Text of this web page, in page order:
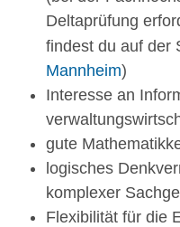
Deltaprüfung
findest du auf der
Mannheim)
Interesse an
gute
logisches
komplexer
Flexibilität für die